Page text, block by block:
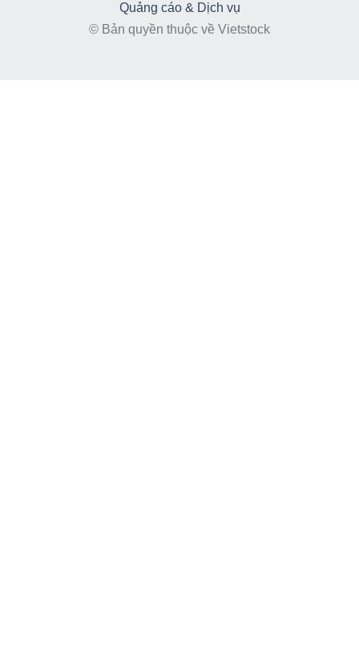
Quảng cáo & Dịch vụ
© Bản quyền thuộc về Vietstock